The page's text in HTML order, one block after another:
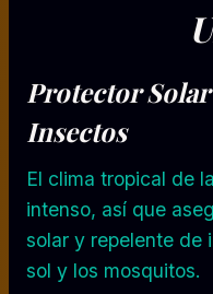
Protector
Insectos
El clima tropical de
intenso, así que
solar y repelente de
sol y los mosquitos.